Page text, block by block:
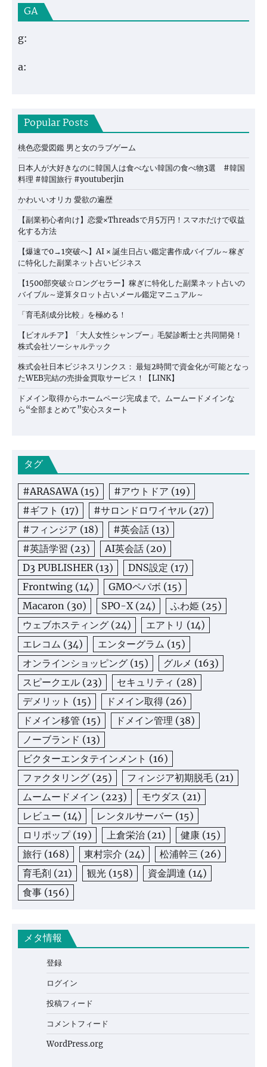
GA
g:
a:
Popular Posts
桃色恋愛図鑑 男と女のラブゲーム
日本人が大好きなのに韓国人は食べない韓国の食べ物3選 #韓国
料理 #韓国旅行 #youtuberjin
かわいいオリカ 愛欲の遍歴
【副業初心者向け】恋愛×Threadsで月5万円！スマホだけで収益
化する方法
【爆速で0→1突破へ】AI × 誕生日占い鑑定書作成バイブル～稼ぎ
に特化した副業ネット占いビジネス
【1500部突破☆ロングセラー】稼ぎに特化した副業ネット占いの
バイブル～逆算タロット占いメール鑑定マニュアル～
「育毛剤成分比較」を極める！
【ビオルチア】「大人女性シャンプー」毛髪診断士と共同開発！
株式会社ソーシャルテック
株式会社日本ビジネスリンクス： 最短2時間で資金化が可能となっ
たWEB完結の売掛金買取サービス！【LINK】
ドメイン取得からホームページ完成まで。ムームードメインな
ら“全部まとめて”安心スタート
タグ
#ARASAWA(15) #アウトドア (19)
#ギフト (17) #サロンドロワイヤル (27)
#フィンジア (18) #英会話 (13)
#英語学習 (23) AI英会話 (20)
D3 PUBLISHER(13) DNS設定 (17)
Frontwing (14) GMOペパボ (15)
Macaron (30) SPO-X(24) ふわ姫 (25)
ウェブホスティング (24) エアトリ (14)
エレコム (34) エンターグラム (15)
オンラインショッピング (15) グルメ (163)
スピークエル (23) セキュリティ (28)
デメリット (15) ドメイン取得 (26)
ドメイン移管 (15) ドメイン管理 (38)
ノーブランド (13)
ビクターエンタテインメント (16)
ファクタリング (25) フィンジア初期脱毛 (21)
ムームードメイン (223) モウダス (21)
レビュー (14) レンタルサーバー (15)
ロリポップ(19) 上倉栄治 (21) 健康 (15)
旅行 (168) 東村宗介 (24) 松浦幹三 (26)
育毛剤 (21) 観光 (158) 資金調達 (14)
食事 (156)
メタ情報
登録
ログイン
投稿フィード
コメントフィード
WordPress.org